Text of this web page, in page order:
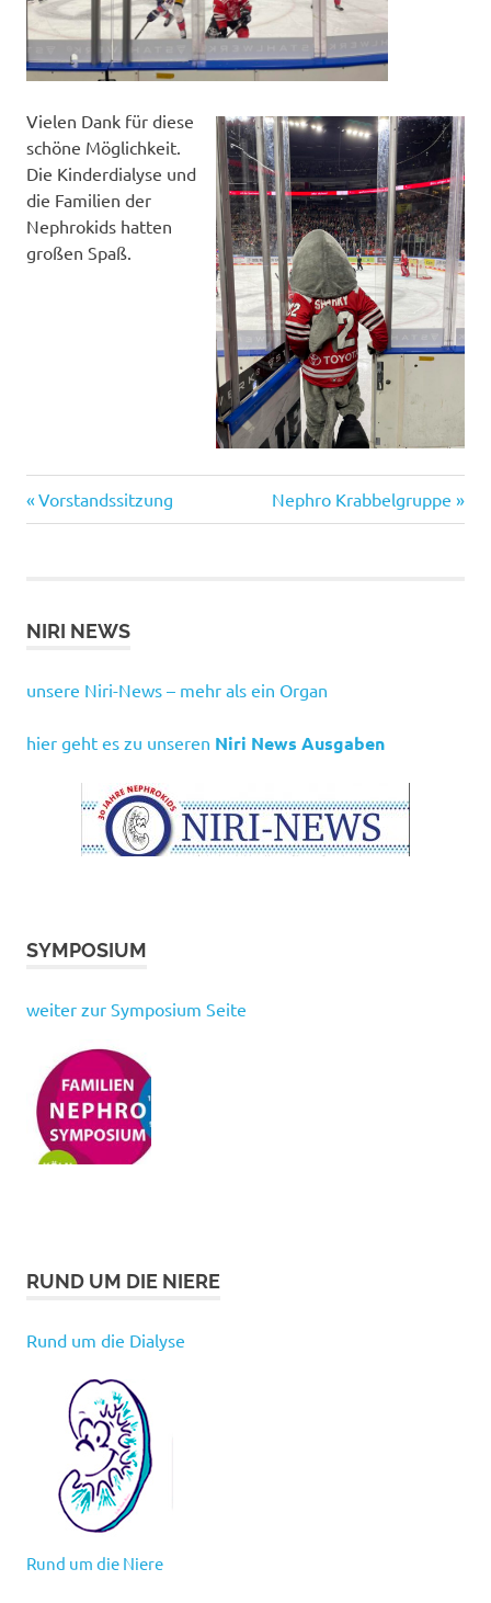
Vielen Dank für diese
schöne Möglichkeit.
Die Kinderdialyse und
die Familien der
Nephrokids hatten
großen Spaß.
Beitragsnavigation
Vorheriger
Beitrag:
Vorstandssitzung
Nächster
Beitrag:
Nephro Krabbelgruppe
NIRI NEWS
unsere Niri-News – mehr als ein Organ
hier geht es zu unseren Niri News Ausgaben
SYMPOSIUM
weiter zur Symposium Seite
RUND UM DIE NIERE
Rund um die Dialyse
Rund um die Niere